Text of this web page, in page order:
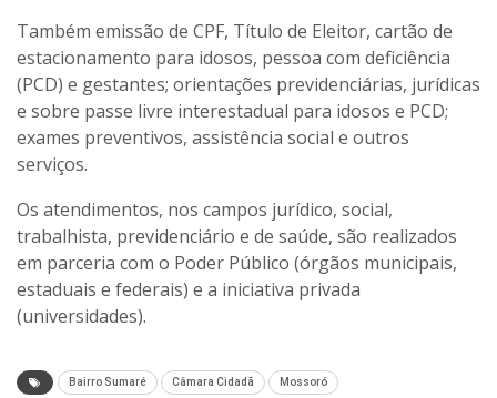
Também emissão de CPF, Título de Eleitor, cartão de
estacionamento para idosos, pessoa com deficiência
(PCD) e gestantes; orientações previdenciárias, jurídicas
e sobre passe livre interestadual para idosos e PCD;
exames preventivos, assistência social e outros
serviços.
Os atendimentos, nos campos jurídico, social,
trabalhista, previdenciário e de saúde, são realizados
em parceria com o Poder Público (órgãos municipais,
estaduais e federais) e a iniciativa privada
(universidades).
Bairro Sumaré Câmara Cidadã Mossoró